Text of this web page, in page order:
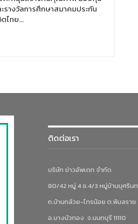
รางวัลการศึกษาสมาคมประกัน
ตไทย…
ติดต่อเรา
บริษัท ข่าวอัพเดท จำกัด
80/42 หมู่ 4 ซ.4/3 หมู่บ้านบุศริน
ถ.บ้านกล้วย-ไทรน้อย ต.พิมลราช
อ.บางบัวทอง จ.นนทบุรี 11110